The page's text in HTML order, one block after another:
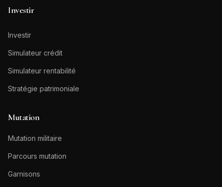
Investir
Investir
Simulateur crédit
Simulateur rentabilité
Stratégie patrimoniale
Mutation
Mutation militaire
Parcours mutation
Garnisons